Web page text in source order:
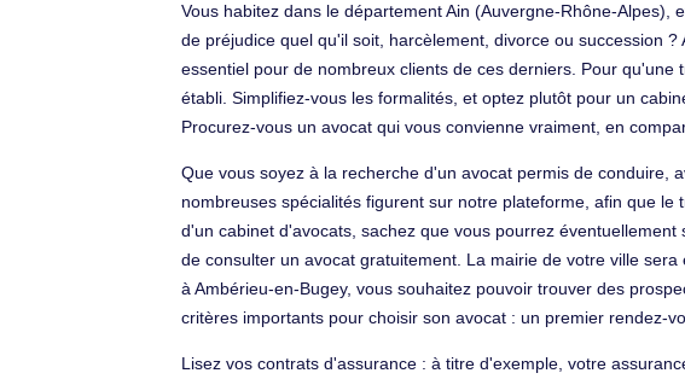
Vous habitez dans le département Ain (Auvergne-Rhône-
de préjudice quel qu'il soit, harcèlement, divorce ou succession
essentiel pour de nombreux clients de ces derniers. Pour
établi. Simplifiez-vous les formalités, et optez plutôt pour un
Procurez-vous un avocat qui vous convienne vraiment, en
Que vous soyez à la recherche d'un avocat permis de conduire,
nombreuses spécialités figurent sur notre plateforme, afin que
d'un cabinet d'avocats, sachez que vous pourrez
de consulter un avocat gratuitement. La mairie de votre ville
à Ambérieu-en-Bugey, vous souhaitez pouvoir trouver des
critères importants pour choisir son avocat : un premier rendez-
Lisez vos contrats d'assurance : à titre d'exemple, votre